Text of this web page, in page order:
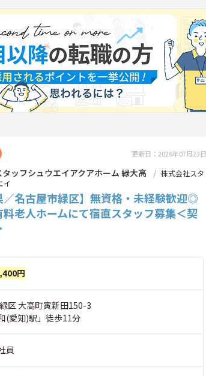
更新日：2026年07月23日
ッフシュウエイアクアホーム 緑大高
株式会社スタ
イ
／名古屋市緑区】無資格・未経験歓迎◎
老人ホームにて宿直スタッフ募集＜契
円
区 大高町寅新田150-3
(愛知)駅」徒歩11分
員